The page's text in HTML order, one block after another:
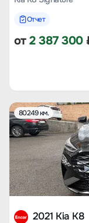
Отчет
от2 387 300
80249 км.
2021 Kia K8